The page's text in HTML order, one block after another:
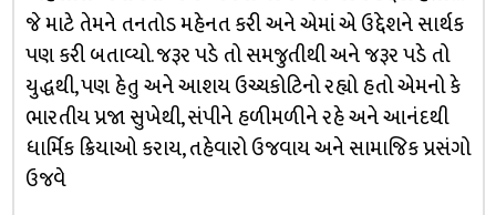
જે માટે તેમને તનતોડ મહેનત કરી અને એમાં એ ઉદ્દેશને સાર્થક
પણ કરી બતાવ્યો. જરૂર પડે તો સમજુતીથી અને જરૂર પડે તો
યુદ્ધથી, પણ હેતુ અને આશય ઉચ્ચકોટિનો રહ્યો હતો એમનો કે
ભારતીય પ્રજા સુખેથી, સંપીને હળીમળીને રહે અને આનંદથી
ધાર્મિક ક્રિયાઓ કરાય, તહેવારો ઉજવાય અને સામાજિક પ્રસંગો
ઉજવે